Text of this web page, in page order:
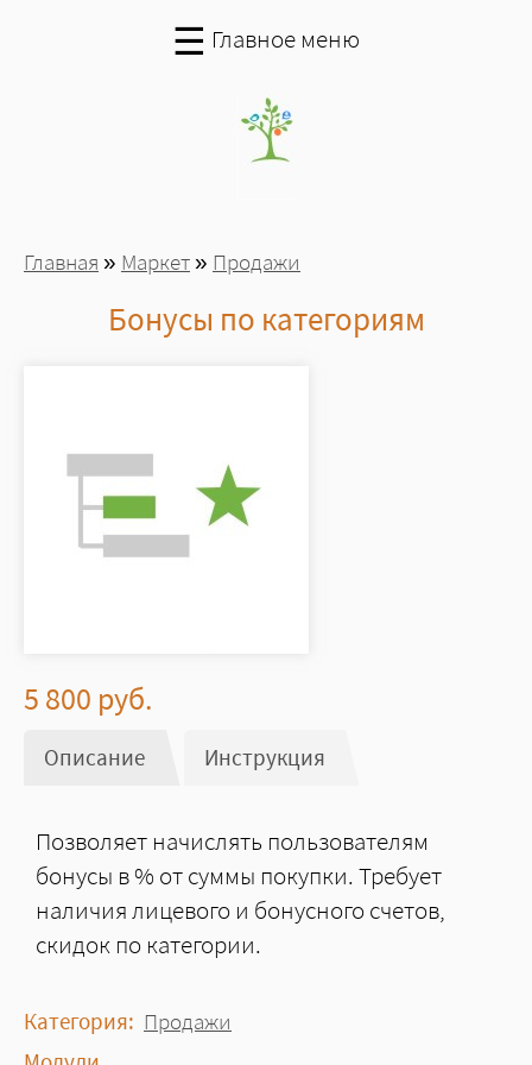
☰ Главное меню
Вы здесь
Главная » Маркет» Продажи
Бонусы по категориям
5 800 руб.
Описание (активная вкладка)
Инструкция
Позволяет начислять пользователям
бонусы в % от суммы покупки. Требует
наличия лицевого и бонусного счетов,
скидок по категории.
Категория: Продажи